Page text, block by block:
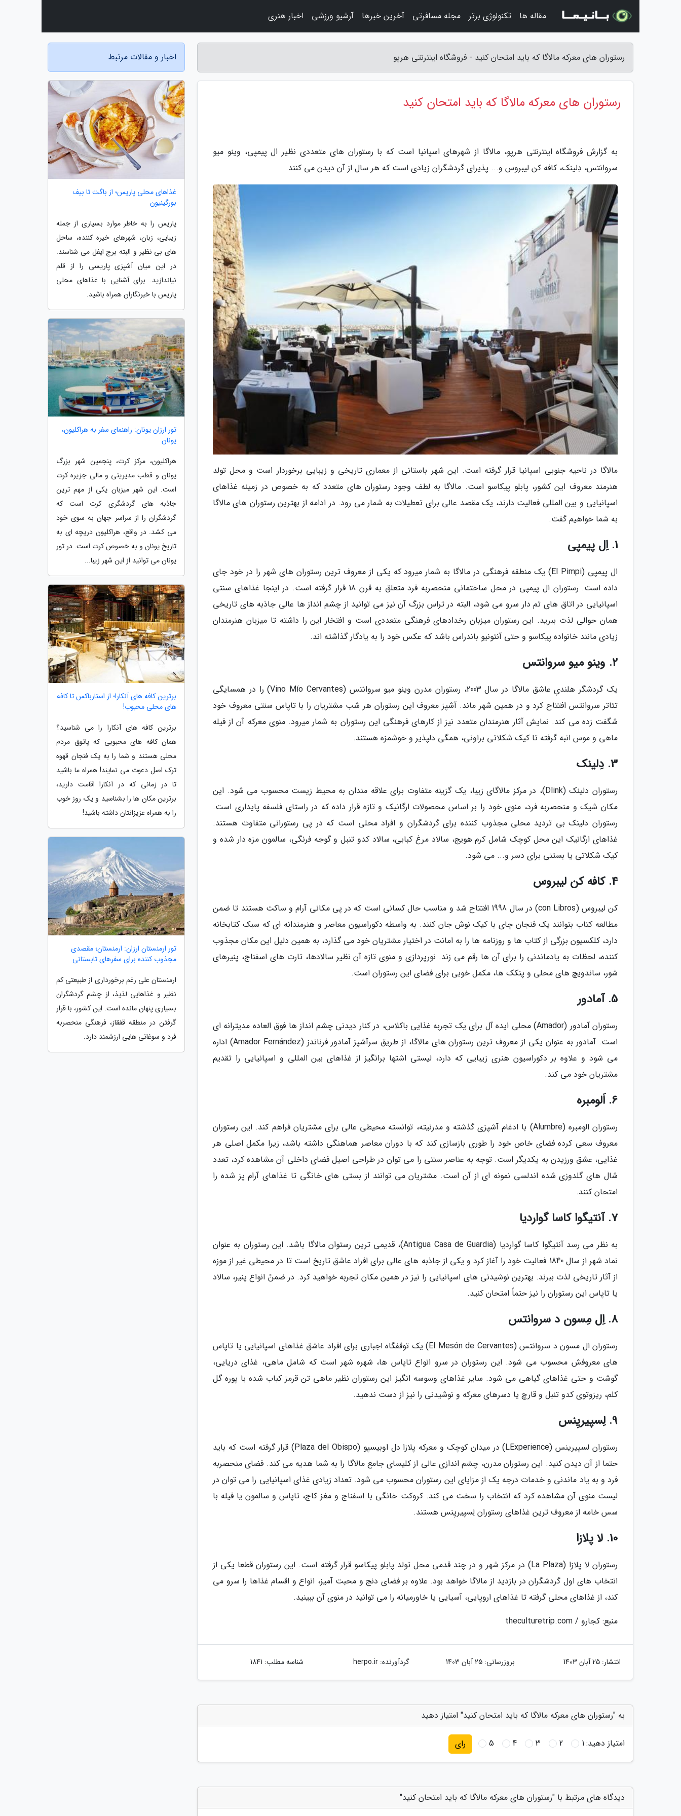
رستوران های معرکه مالاگا که باید امتحان کنید - فروشگاه اینترنتی هرپو
رستوران های معرکه مالاگا که باید امتحان کنید
به گزارش فروشگاه اینترنتی هرپو، مالاگا از شهرهای اسپانیا است که با رستوران های متعددی نظیر ال پیمپی، وینو میو
سروانتس، دِلینک، کافه کن لیبروس و... پذیرای گردشگران زیادی است که هر سال از آن دیدن می کنند.
مالاگا در ناحیه جنوبی اسپانیا قرار گرفته است. این شهر باستانی از معماری تاریخی و زیبایی برخوردار است و محل تولد
هنرمند معروف این کشور، پابلو پیکاسو است. مالاگا به لطف وجود رستوران های متعدد که به خصوص در زمینه غذاهای
اسپانیایی و بین المللی فعالیت دارند، یک مقصد عالی برای تعطیلات به شمار می رود. در ادامه از بهترین رستوران های مالاگا
به شما خواهیم گفت.
1. اِل پیمپی
ال پیمپی (El Pimpi) یک منطقه فرهنگی در مالاگا به شمار میرود که یکی از معروف ترین رستوران های شهر را در خود جای
داده است. رستوران ال پیمپی در محل ساختمانی منحصربه فرد متعلق به قرن 18 قرار گرفته است. در اینجا غذاهای سنتی
اسپانیایی در اتاق های تم دار سرو می شود، البته در تراس بزرگ آن نیز می توانید از چشم انداز ها عالی جاذبه های تاریخی
همان حوالی لذت ببرید. این رستوران میزبان رخدادهای فرهنگی متعددی است و افتخار این را داشته تا میزبان هنرمندان
زیادی مانند خانواده پیکاسو و حتی آنتونیو باندراس باشد که عکس خود را به یادگار گذاشته اند.
2. وینو میو سروانتس
یک گردشگر هلندیِ عاشق مالاگا در سال 2003، رستوران مدرن وینو میو سروانتس (Vino Mío Cervantes) را در همسایگی
تئاتر سروانتس افتتاح کرد و در همین شهر ماند. آشپز معروف این رستوران هر شب مشتریان را با تاپاس سنتی معروف خود
شگفت زده می کند. نمایش آثار هنرمندان متعدد نیز از کارهای فرهنگی این رستوران به شمار میرود. منوی معرکه آن از فیله
ماهی و موس انبه گرفته تا کیک شکلاتی براونی، همگی دلپذیر و خوشمزه هستند.
3. دِلینک
رستوران دلینک (Dlink)، در مرکز مالاگای زیبا، یک گزینه متفاوت برای علاقه مندان به محیط زیست محسوب می شود. این
مکان شیک و منحصربه فرد، منوی خود را بر اساس محصولات ارگانیک و تازه قرار داده که در راستای فلسفه پایداری است.
رستوران دلینک بی تردید محلی مجذوب کننده برای گردشگران و افراد محلی است که در پی رستورانی متفاوت هستند.
غذاهای ارگانیک این محل کوچک شامل کرم هویج، سالاد مرغ کبابی، سالاد کدو تنبل و گوجه فرنگی، سالمون مزه دار شده و
کیک شکلاتی یا بستنی برای دسر و... می شود.
4. کافه کن لیبروس
کن لیبروس (con Libros) در سال 1998 افتتاح شد و مناسب حال کسانی است که در پی مکانی آرام و ساکت هستند تا ضمن
مطالعه کتاب بتوانند یک فنجان چای با کیک نوش جان کنند. به واسطه دکوراسیون معاصر و هنرمندانه ای که سبک کتابخانه
دارد، کلکسیون بزرگی از کتاب ها و روزنامه ها را به امانت در اختیار مشتریان خود می گذارد، به همین دلیل این مکان مجذوب
کننده، لحظات به یادماندنی را برای آن ها رقم می زند. نورپردازی و منوی تازه آن نظیر سالادها، تارت های اسفناج، پنیرهای
شور، ساندویچ های محلی و پنکک ها، مکمل خوبی برای فضای این رستوران است.
5. آمادور
رستوران آمادور (Amador) محلی ایده آل برای یک تجربه غذایی باکلاس، در کنار دیدنی چشم انداز ها فوق العاده مدیترانه ای
است. آمادور به عنوان یکی از معروف ترین رستوران های مالاگا، از طریق سرآشپز آمادور فرناندز (Amador Fernández) اداره
می شود و علاوه بر دکوراسیون هنری زیبایی که دارد، لیستی اشتها برانگیز از غذاهای بین المللی و اسپانیایی را تقدیم
مشتریان خود می کند.
6. اَلومبره
رستوران الومبره (Alumbre) با ادغام آشپزی گذشته و مدرنیته، توانسته محیطی عالی برای مشتریان فراهم کند. این رستوران
معروف سعی کرده فضای خاص خود را طوری بازسازی کند که با دوران معاصر هماهنگی داشته باشد، زیرا مکمل اصلی هر
غذایی، عشق ورزیدن به یکدیگر است. توجه به عناصر سنتی را می توان در طراحی اصیل فضای داخلی آن مشاهده کرد، تعدد
شال های گلدوزی شده اندلسی نمونه ای از آن است. مشتریان می توانند از بستی های خانگی تا غذاهای آرام پز شده را
امتحان کنند.
7. آنتیگوا کاسا گواردیا
به نظر می رسد آنتیگوا کاسا گواردیا (Antigua Casa de Guardia)، قدیمی ترین رستوان مالاگا باشد. این رستوران به عنوان
نماد شهر از سال 1840 فعالیت خود را آغاز کرد و یکی از جاذبه های عالی برای افراد عاشق تاریخ است تا در محیطی غیر از موزه
از آثار تاریخی لذت ببرند. بهترین نوشیدنی های اسپانیایی را نیز در همین مکان تجربه خواهید کرد. در ضمنً انواع پنیر، سالاد
یا تاپاس این رستوران را نیز حتماً امتحان کنید.
8. اِل مِسون د سروانتس
رستوران ال مسون د سروانتس (El Mesón de Cervantes) یک توقفگاه اجباری برای افراد عاشق غذاهای اسپانیایی یا تاپاس
های معروفش محسوب می شود. این رستوران در سرو انواع تاپاس ها، شهره شهر است که شامل ماهی، غذای دریایی،
گوشت و حتی غذاهای گیاهی می شود. سایر غذاهای وسوسه انگیز این رستوران نظیر ماهی تن قرمز کباب شده با پوره گل
کلم، ریزوتوی کدو تنبل و قارچ یا دسرهای معرکه و نوشیدنی را نیز از دست ندهید.
9. لِسپیریِنس
رستوران لسپیرینس (LExperience) در میدان کوچک و معرکه پلازا دل اوبیسپو (Plaza del Obispo) قرار گرفته است که باید
حتما از آن دیدن کنید. این رستوران مدرن، چشم اندازی عالی از کلیسای جامع مالاگا را به شما هدیه می کند. فضای منحصربه
فرد و به یاد ماندنی و خدمات درجه یک از مزایای این رستوران محسوب می شود. تعداد زیادی غذای اسپانیایی را می توان در
لیست منوی آن مشاهده کرد که انتخاب را سخت می کند. کروکت خانگی با اسفناج و مغز کاج، تاپاس و سالمون یا فیله با
سس خامه از معروف ترین غذاهای رستوران لِسپیریِنس هستند.
10. لا پلازا
رستوران لا پلازا (La Plaza) در مرکز شهر و در چند قدمی محل تولد پابلو پیکاسو قرار گرفته است. این رستوران قطعا یکی از
انتخاب های اول گردشگران در بازدید از مالاگا خواهد بود. علاوه بر فضای دنج و محبت آمیز، انواع و اقسام غذاها را سرو می
کند، از غذاهای محلی گرفته تا غذاهای اروپایی، آسیایی یا خاورمیانه را می توانید در منوی آن ببینید.
منبع: کجارو / theculturetrip.com
انتشار: 25 آبان 1403 بروزرسانی: 25 آبان 1403 گردآورنده:herpo.ir شناسه مطلب: 1841
به "رستوران های معرکه مالاگا که باید امتحان کنید" امتیاز دهید
امتیاز دهید:1
2
3
4
5 رای
دیدگاه های مرتبط با "رستوران های معرکه مالاگا که باید امتحان کنید"
اخبار و مقالات مرتبط
غذاهای محلی پاریس؛ از باگت تا بیف
بورگینیون
پاریس را به خاطر موارد بسیاری از جمله
زیبایی، زبان، شهرهای خیره کننده، ساحل
های بی نظیر و البته برج ایفل می شناسند.
در این میان آشپزی پاریسی را از قلم
نیاندازید. برای آشنایی با غذاهای محلی
پاریس با خبرنگاران همراه باشید.
تور ارزان یونان: راهنمای سفر به هراکلیون،
یونان
هراکلیون، مرکز کرت، پنجمین شهر بزرگ
یونان و قطب مدیریتی و مالی جزیره کرت
است. این شهر میزبان یکی از مهم ترین
جاذبه های گردشگری کرت است که
گردشگران را از سراسر جهان به سوی خود
می کشد. در واقع، هراکلیون دریچه ای به
تاریخ یونان و به خصوص کرت است. در تور
یونان می توانید از این شهر زیبا...
برترین کافه های آنکارا؛ از استارباکس تا کافه
های محلی محبوب!
برترین کافه های آنکارا را می شناسید؟
همان کافه های محبوبی که پاتوق مردم
محلی هستند و شما را به یک فنجان قهوه
ترک اصل دعوت می نمایند! همراه ما باشید
تا در زمانی که در آنکارا اقامت دارید،
برترین مکان ها را بشناسید و یک روز خوب
را به همراه عزیزانتان داشته باشید!
تور ارمنستان ارزان: ارمنستان؛ مقصدی
مجذوب کننده برای سفرهای تابستانی
ارمنستان علی رغم برخورداری از طبیعتی کم
نظیر و غذاهایی لذیذ، از چشم گردشگران
بسیاری پنهان مانده است. این کشور، با قرار
گرفتن در منطقه قفقاز، فرهنگی منحصربه
فرد و سوغاتی هایی ارزشمند دارد.
مقاله ها تکنولوژی برتر مجله مسافرتی آخرین خبرها آرشیو ورزشی اخبار هنری